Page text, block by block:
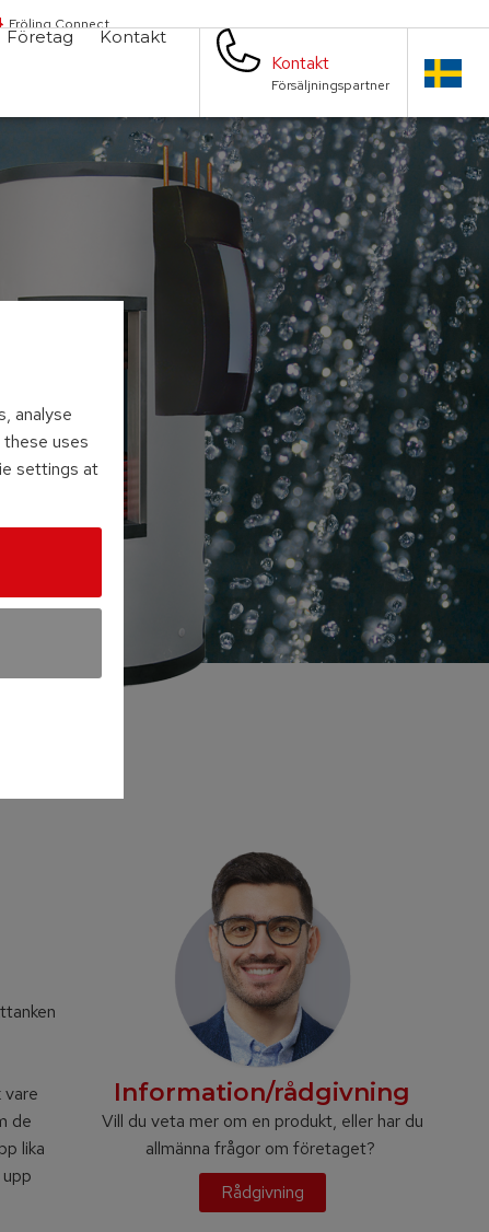
Fröling Connect
Företag Kontakt
Kontakt
Försäljningspartner
vare
de
lika
Information/rådgivning
Vill du veta mer om en produkt, eller har du
allmänna frågor om företaget?
Rådgivning
analyse
uses
settings at